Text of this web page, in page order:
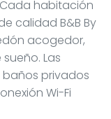
habitación
calidad B&B By
acogedor,
Las
privados
Wi-Fi